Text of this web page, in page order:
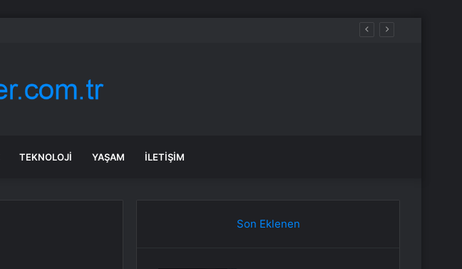
TEKNOLOJI YAŞAM İLETIŞIM
Son Eklenen